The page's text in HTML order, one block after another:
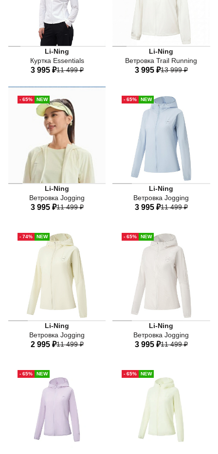
Li-Ning
Куртка Essentials
3 995 ₽11 499 ₽
40 42
50
52
Li-Ning
Ветровка Trail Running
Женская ветровка Li-Ning
3 995 ₽13 999 ₽
40 42
50
- 65% NEW
Li-Ning
Ветровка Jogging
3 995 ₽11 499 ₽
40 42
50
- 65% NEW
Li-Ning
Ветровка Jogging
3 995 ₽11 499 ₽
40 42
50
- 74% NEW
Li-Ning
Ветровка Jogging
2 995 ₽11 499 ₽
40 42
50
- 65% NEW
Li-Ning
Ветровка Jogging
3 995 ₽11 499 ₽
40 42
50
- 65% NEW - 65% NEW